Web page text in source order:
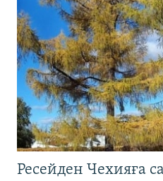
Ресейден Чехияға